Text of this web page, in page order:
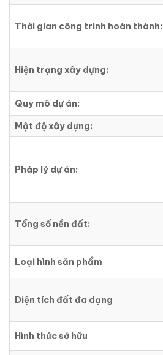
Thời gian công trình hoàn thành:
Hiện trạng xây dựng:
Quy mô dự án:
Mật độ xây dựng:
Pháp lý dự án:
Tổng số nền đất:
Loại hình sản phẩm
Diện tích đất đa dạng
Hình thức sở hữu